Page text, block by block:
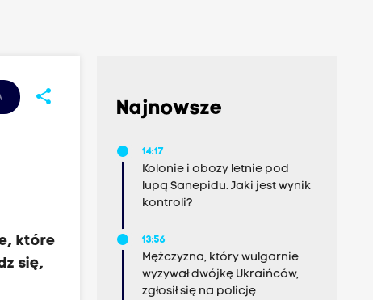
share
które
się,
Najnowsze
14:17
Kolonie i obozy letnie pod
lupą Sanepidu. Jaki jest wynik
kontroli?
13:56
Mężczyzna, który wulgarnie
wyzywał dwójkę Ukraińców,
zgłosił się na policję